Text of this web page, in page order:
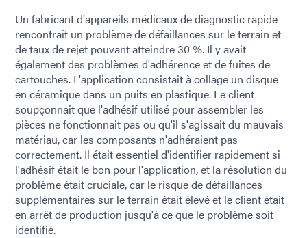
Un fabricant d'appareils médicaux de diagnostic rapide
rencontrait un problème de défaillances sur le terrain et
de taux de rejet pouvant atteindre 30 %. Il y avait
également des problèmes d'adhérence et de fuites de
cartouches. L'application consistait à collage un disque
en céramique dans un puits en plastique. Le client
soupçonnait que l'adhésif utilisé pour assembler les
pièces ne fonctionnait pas ou qu'il s'agissait du mauvais
matériau, car les composants n'adhéraient pas
correctement. Il était essentiel d'identifier rapidement si
l'adhésif était le bon pour l'application, et la résolution du
problème était cruciale, car le risque de défaillances
supplémentaires sur le terrain était élevé et le client était
en arrêt de production jusqu'à ce que le problème soit
identifié.